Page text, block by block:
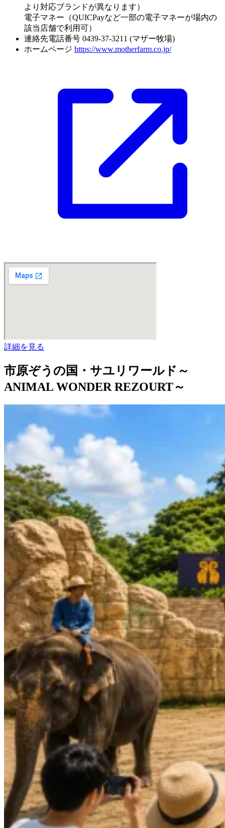
より対応ブランドが異なります）
電子マネー（QUICPayなど一部の電子マネーが場内の
該当店舗で利用可）
連絡先電話番号 0439-37-3211 (マザー牧場)
ホームページ https://www.motherfarm.co.jp/
詳細を見る
市原ぞうの国・サユリワールド～
ANIMAL WONDER REZOURT～